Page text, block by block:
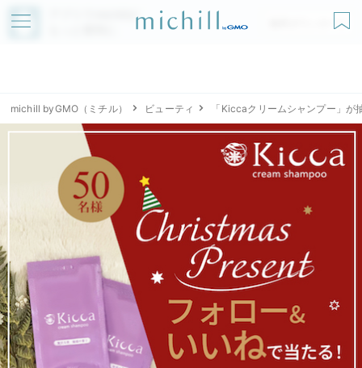
アプリでmichillが
無料ダウンロード
michill byGMO（ミチル） ビューティ 「Kiccaクリームシャンプー」